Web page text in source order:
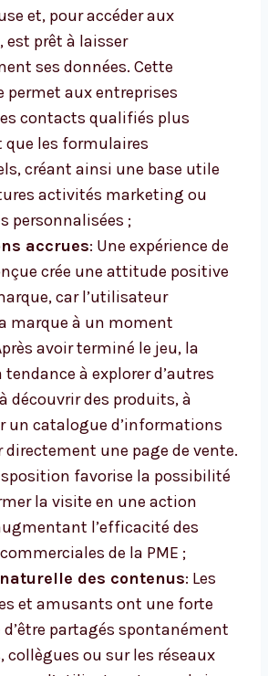
et, pour accéder aux
est prêt à laisser
ses données. Cette
permet aux entreprises
contacts qualifiés plus
les formulaires
créant ainsi une base utile
activités marketing ou
personnalisées ;
accrues: Une expérience de
crée une attitude positive
car l’utilisateur
marque à un moment
avoir terminé le jeu, la
tendance à explorer d’autres
découvrir des produits, à
un catalogue d’informations
directement une page de vente.
favorise la possibilité
la visite en une action
l’efficacité des
de la PME ;
des contenus: Les
et amusants ont une forte
partagés spontanément
collègues ou sur les réseaux